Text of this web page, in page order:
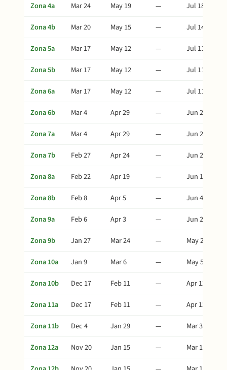
Zona 4a
Mar 24 May 19 —
Jul 18
Zona 4b
Mar 20 May 15 —
Jul 14
Zona 5a
Mar 17 May 12 —
Jul 11
Zona 5b
Mar 17 May 12 —
Jul 11
Zona 6a
Mar 17 May 12 —
Jul 11
Zona 6b
Mar 4 Apr 29 —
Jun 28
Zona 7a
Mar 4 Apr 29 —
Jun 28
Zona 7b
Feb 27 Apr 24 —
Jun 23
Zona 8a
Feb 22 Apr 19 —
Jun 18
Zona 8b
Feb 8 Apr 5 —
Jun 4
Zona 9a
Feb 6 Apr 3 —
Jun 2
Zona 9b
Jan 27 Mar 24 —
May 23
Zona 10a
Jan 9 Mar 6 —
May 5
Zona 10b
Dec 17 Feb 11 —
Apr 12
Zona 11a
Dec 17 Feb 11 —
Apr 12
Zona 11b
Dec 4 Jan 29 —
Mar 30
Zona 12a
Nov 20 Jan 15 —
Mar 16